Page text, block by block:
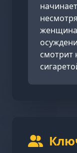
женщина
смотрит